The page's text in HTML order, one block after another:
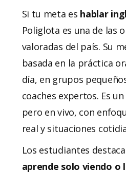
Si tu meta es hablar
Poliglota es una de las
valoradas del país. Su
basada en la práctica
día, en grupos
coaches expertos. Es
pero en vivo, con
real y situaciones
Los estudiantes
aprende solo viendo o